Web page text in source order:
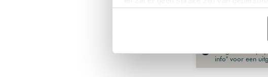
Veel tijd
info" voor een